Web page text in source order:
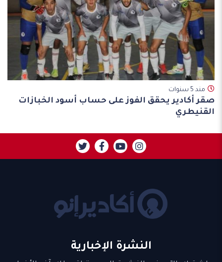
مند 5 سنوات
صقر أكادير يحقق الفوز على حساب أسود الخبازات
القنيطري
النشرة الإخبارية